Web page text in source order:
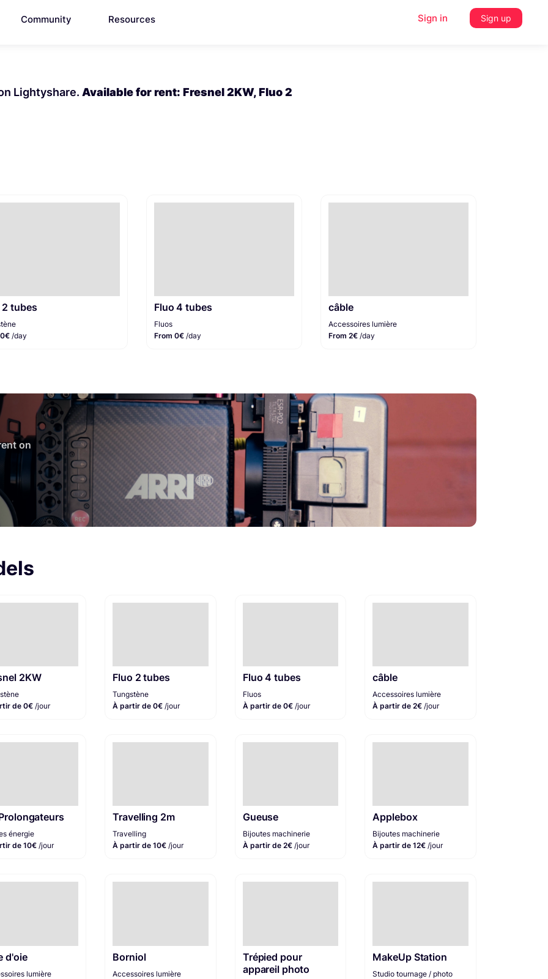
Community Resources Sign in Sign up
Lightyshare. Available for rent: Fresnel 2KW, Fluo 2
2 tubes
/day
Fluo 4 tubes
Fluos
From 0€ /day
câble
Accessoires lumière
From 2€ /day
on
2KW
de 0€ /jour
Fluo 2 tubes
Tungstène
À partir de 0€/jour
Fluo 4 tubes
Fluos
À partir de 0€ /jour
câble
Accessoires lumière
À partir de 2€/jour
énergie
de 10€ /jour
Travelling 2m
Travelling
À partir de 10€/jour
Gueuse
Bijoutes machinerie
À partir de 2€ /jour
Applebox
Bijoutes machinerie
À partir de 12€/jour
d'oie
lumière
Borniol
Accessoires lumière
Trépied pour
appareil photo
MakeUp Station
Studio tournage / photo